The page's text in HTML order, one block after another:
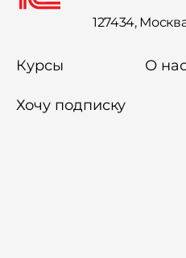
Курсы О
Хочу подписку
127434,